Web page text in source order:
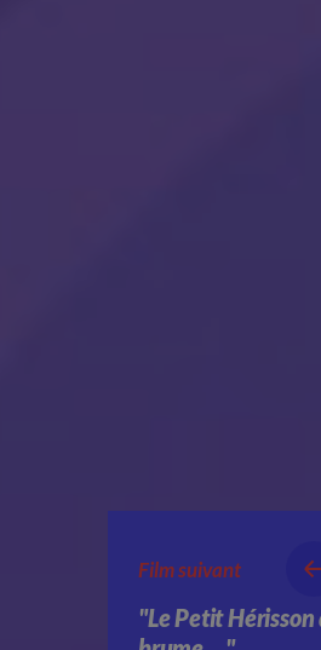
Film suivant
"Le Petit Hérisson